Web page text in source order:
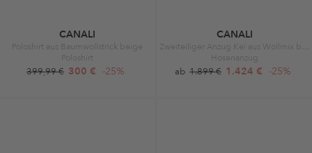
CANALI
Poloshirt aus Baumwollstrick beige
Poloshirt
399,99 € 300 € -25%
CANALI
Hosenanzug
ab 1.899 € 1.424 € -25%